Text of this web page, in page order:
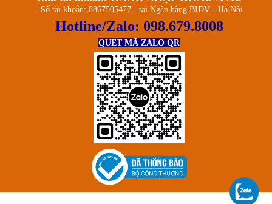
- Số tài khoản: 8867505477 - tại Ngân hàng BIDV - Hà Nội
Hotline/Zalo: 098.679.8008
QUÉT MÃ ZALO QR